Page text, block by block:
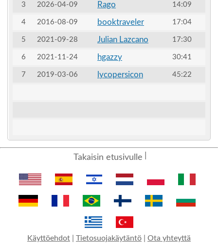
3 2026-04-09 Rago 14:09
4 2016-08-09 booktraveler 17:04
5 2021-09-28 Julian Lazcano 17:30
6 2021-11-24 hgazzy 30:41
7 2019-03-06 lycopersicon 45:22
Takaisin etusivulle
Käyttöehdot Tietosuojakäytäntö Ota yhteyttä